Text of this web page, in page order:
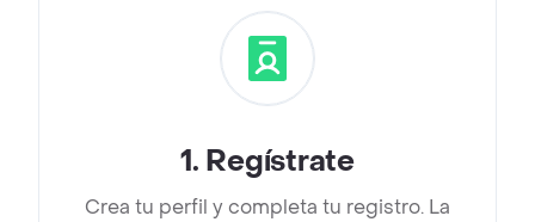
1. Regístrate
Crea tu perfil y completa tu registro. La